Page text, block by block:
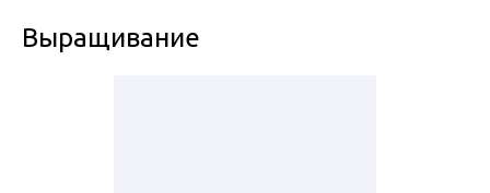
Выращивание